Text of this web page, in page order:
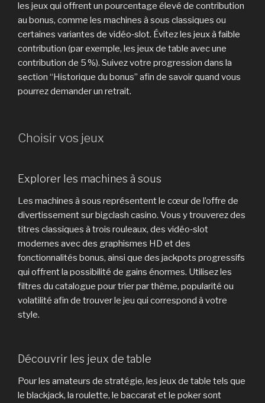
les jeux qui offrent un pourcentage élevé de contribution
au bonus, comme les machines à sous classiques ou
certaines variantes de vidéo‑slot. Évitez les jeux à faible
contribution (par exemple, les jeux de table avec une
contribution de 5 %). Suivez votre progression dans la
section “Historique du bonus” afin de savoir quand vous
pourrez demander un retrait.
Choisir vos jeux
Explorer les machines à sous
Les machines à sous représentent le cœur de l’offre de
divertissement sur bigclash casino. Vous y trouverez des
titres classiques à trois rouleaux, des vidéo‑slot
modernes avec des graphismes HD et des
fonctionnalités bonus, ainsi que des jackpots progressifs
qui offrent la possibilité de gains énormes. Utilisez les
filtres du catalogue pour trier par thème, popularité ou
volatilité afin de trouver le jeu qui correspond à votre
style.
Découvrir les jeux de table
Pour les amateurs de stratégie, les jeux de table tels que
le blackjack, la roulette, le baccarat et le poker sont